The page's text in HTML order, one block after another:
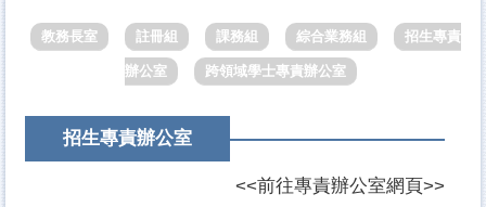
教務長室 註冊組 課務組 綜合業務組 招生專責
辦公室 跨領域學士專責辦公室
招生專責辦公室
<<前往專責辦公室網頁>>